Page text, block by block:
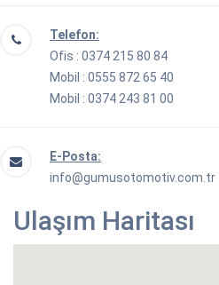
Telefon:
Ofis : 0374 215 80 84
Mobil : 0555 872 65 40
Mobil : 0374 243 81 00
E-Posta:
info@gumusotomotiv.com.tr
Ulaşım Haritası